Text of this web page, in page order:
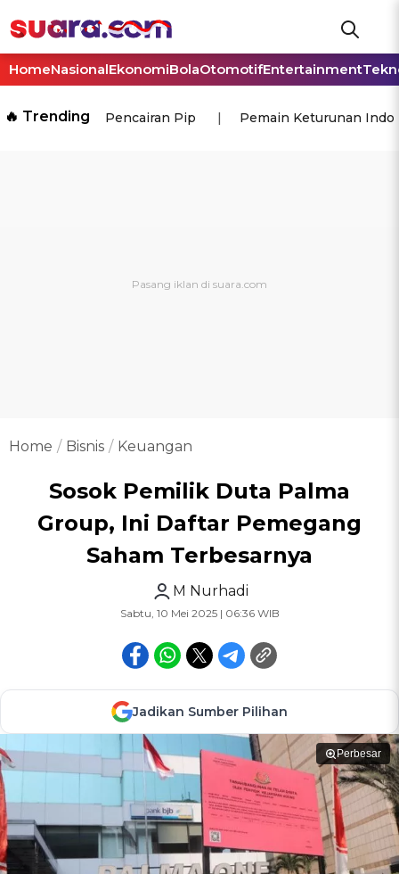
HomeNasionalEkonomiBolaOtomotifEntertainment
🔥 Trending Pencairan Pip Pemain Keturunan
Home Bisnis Keuangan
Sosok Pemilik Duta Palma
Group, Ini Daftar Pemegang
Saham Terbesarnya
M Nurhadi
Sabtu, 10 Mei 2025 | 06:36 WIB
Jadikan Sumber Pilihan
Perbesar